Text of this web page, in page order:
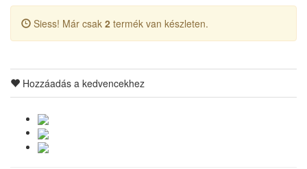
Siess! Már csak 2 termék van készleten.
Hozzáadás a kedvencekhez